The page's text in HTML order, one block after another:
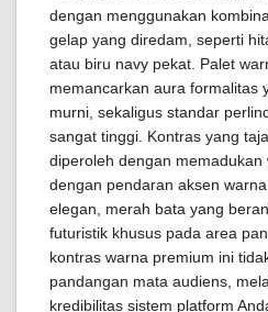
dengan menggunakan
gelap yang diredam, seperti
atau biru navy pekat. Palet
memancarkan aura formalitas
murni, sekaligus standar
sangat tinggi. Kontras yang
diperoleh dengan
dengan pendaran aksen
elegan, merah bata yang
futuristik khusus pada area
kontras warna premium ini
pandangan mata audiens,
kredibilitas sistem platform